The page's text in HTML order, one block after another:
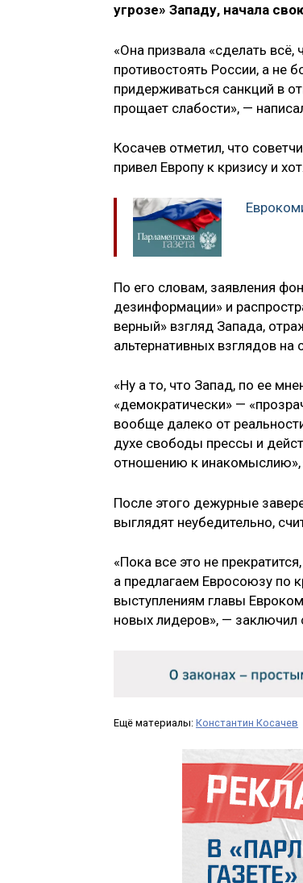
угрозе» Западу, начала
«Она призвала «сделать
противостоять России, а не
придерживаться санкций в
прощает слабости», —
Косачев отметил, что
привел Европу к кризису и
По его словам, заявления
дезинформации» и
верный» взгляд Запада,
альтернативных взглядов на
«Ну а то, что Запад, по ее
«демократически» —
вообще далеко от
духе свободы прессы и
отношению к инакомыслию»,
После этого дежурные
выглядят неубедительно,
«Пока все это не
а предлагаем Евросоюзу по
выступлениям главы
новых лидеров», — заключил
Ещё материалы: Константин Косачев